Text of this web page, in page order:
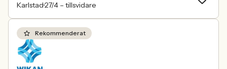
Karlstad27/4 – tillsvidare
Rekommenderat